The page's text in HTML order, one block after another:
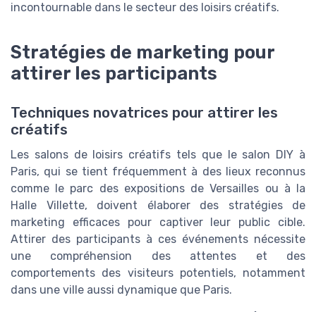
incontournable dans le secteur des loisirs créatifs.
Stratégies de marketing pour
attirer les participants
Techniques novatrices pour attirer les
créatifs
Les salons de loisirs créatifs tels que le salon DIY à
Paris, qui se tient fréquemment à des lieux reconnus
comme le parc des expositions de Versailles ou à la
Halle Villette, doivent élaborer des stratégies de
marketing efficaces pour captiver leur public cible.
Attirer des participants à ces événements nécessite
une compréhension des attentes et des
comportements des visiteurs potentiels, notamment
dans une ville aussi dynamique que Paris.